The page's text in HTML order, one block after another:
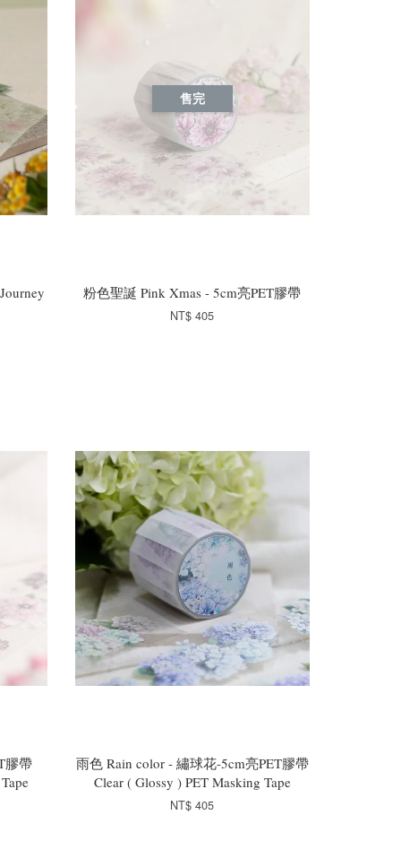
售完
粉色聖誕 Pink Xmas - 5cm亮PET膠帶
NT$ 405
膠帶
雨色 Rain color - 繡球花-5cm亮PET膠帶
Clear ( Glossy ) PET Masking Tape
NT$ 405